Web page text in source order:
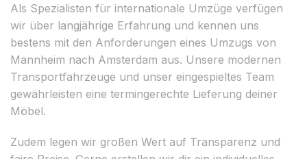
Als Spezialisten für internationale Umzüge verfügen
wir über langjährige Erfahrung und kennen uns
bestens mit den Anforderungen eines Umzugs von
Mannheim nach Amsterdam aus. Unsere modernen
Transportfahrzeuge und unser eingespieltes Team
gewährleisten eine termingerechte Lieferung deiner
Möbel.
Zudem legen wir großen Wert auf Transparenz und